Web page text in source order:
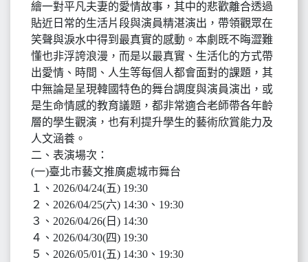
繪一對平凡夫妻的愛情故事，其中的悲歡離合透過
貼近日常的生活片段與演員精湛演出，帶領觀眾在
笑聲與淚水中得到最真實的感動。本劇既不晦澀難
懂也非浮誇浪漫，而是以最真實、生活化的方式帶
出愛情、時間、人生等每個人都會面對的課題，其
中無論是呈現韓國特色的舞台調度與演員演出，或
是生命情感的教育議題，都非常適合老師帶各年齡
層的學生觀演，也有利提升學生的藝術欣賞能力及
人文涵養。
二、表演場次：
(一)臺北市藝文推廣處城市舞台
１、2026/04/24(五) 19:30
２、2026/04/25(六) 14:30、19:30
３、2026/04/26(日) 14:30
４、2026/04/30(四) 19:30
５、2026/05/01(五) 14:30、19:30